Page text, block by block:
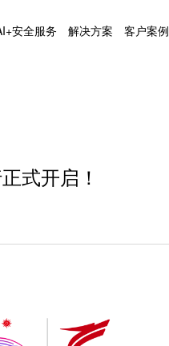
安全服务 解决方案 客户案例
式开启！